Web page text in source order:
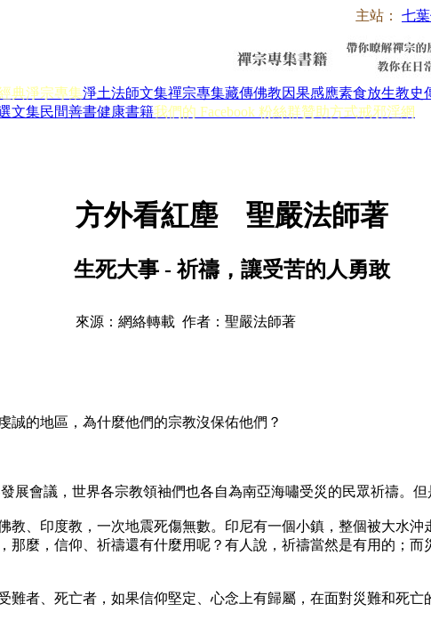
主站： 七
典淨宗專集淨土法師文集禪宗專集藏傳佛教因果感應素食放生教史
文集民間善書健康書籍我們的 Facebook 粉絲群贊助方式戒邪淫網
方外看紅塵 聖嚴法師著
生死大事 - 祈禱，讓受苦的人勇敢
來源：網絡轉載 作者：聖嚴法師著
的地區，為什麼他們的宗教沒保佑他們？
會議，世界各宗教領袖們也各自為南亞海嘯受災的民眾祈禱。但
印度教，一次地震死傷無數。印尼有一個小鎮，整個被大水沖
麼，信仰、祈禱還有什麼用呢？有人說，祈禱當然是有用的；
、死亡者，如果信仰堅定、心念上有歸屬，在面對災難和死亡